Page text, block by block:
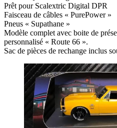
Prêt pour Scalextric Digital DPR
Faisceau de câbles « PurePower »
Pneus « Supathane »
Modèle complet avec boite de
personnalisé « Route 66 ».
Sac de pièces de rechange inclus